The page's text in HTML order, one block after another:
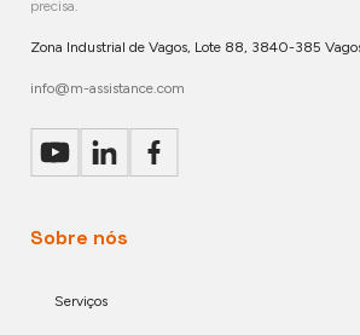
precisa.
Zona Industrial de Vagos, Lote 88, 3840-385
info@m-assistance.com
Sobre nós
Serviços